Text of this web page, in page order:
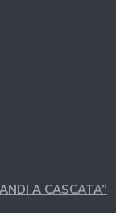
A CASCATA”